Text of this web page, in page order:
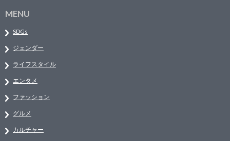
MENU
SDGs
ジェンダー
ライフスタイル
エンタメ
ファッション
グルメ
カルチャー